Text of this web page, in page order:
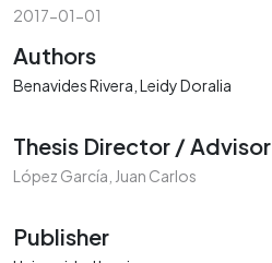
2017-01-01
Authors
Benavides Rivera, Leidy Doralia
Thesis Director / Advisor
López García, Juan Carlos
Publisher